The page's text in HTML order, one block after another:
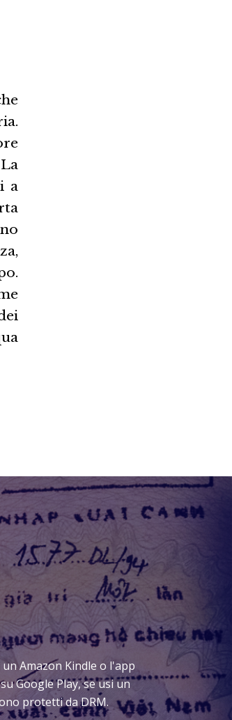
a
Amazon Kindle o l'app
Google Play, se usi un
protetti da DRM.